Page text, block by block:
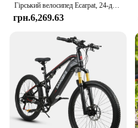
Гірський велосипед Ecarpat, 24-дюймове колесо, 21-швидкісна 15-дюймова сталева рама, чоловічі жіночі Trail Commuter City Гірські велосипеди Велосипедні дискові гальма
грн.6,269.63